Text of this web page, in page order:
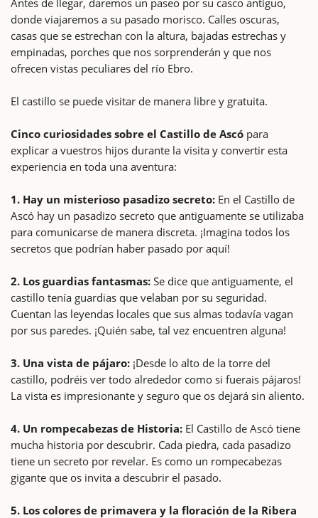
donde viajaremos a su pasado morisco. Calles oscuras,
casas que se estrechan con la altura, bajadas estrechas y
empinadas, porches que nos sorprenderán y que nos
ofrecen vistas peculiares del río Ebro.
El castillo se puede visitar de manera libre y gratuita.
Cinco curiosidades sobre el Castillo de Ascó para
explicar a vuestros hijos durante la visita y convertir esta
experiencia en toda una aventura:
1. Hay un misterioso pasadizo secreto: En el Castillo de
Ascó hay un pasadizo secreto que antiguamente se utilizaba
para comunicarse de manera discreta. ¡Imagina todos los
secretos que podrían haber pasado por aquí!
2. Los guardias fantasmas: Se dice que antiguamente, el
castillo tenía guardias que velaban por su seguridad.
Cuentan las leyendas locales que sus almas todavía vagan
por sus paredes. ¡Quién sabe, tal vez encuentren alguna!
3. Una vista de pájaro: ¡Desde lo alto de la torre del
castillo, podréis ver todo alrededor como si fuerais pájaros!
La vista es impresionante y seguro que os dejará sin aliento.
4. Un rompecabezas de Historia: El Castillo de Ascó tiene
mucha historia por descubrir. Cada piedra, cada pasadizo
tiene un secreto por revelar. Es como un rompecabezas
gigante que os invita a descubrir el pasado.
5. Los colores de primavera y la floración de la Ribera